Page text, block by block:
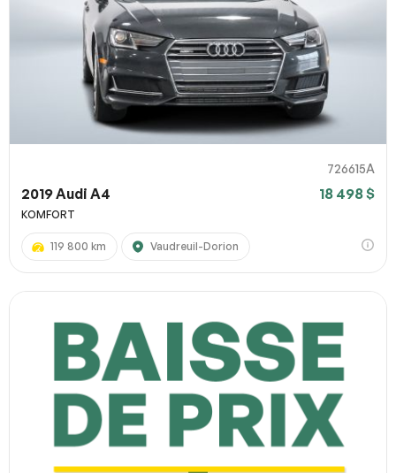
726615A
2019 Audi A4 18 498 $
KOMFORT
119 800 km Vaudreuil-Dorion